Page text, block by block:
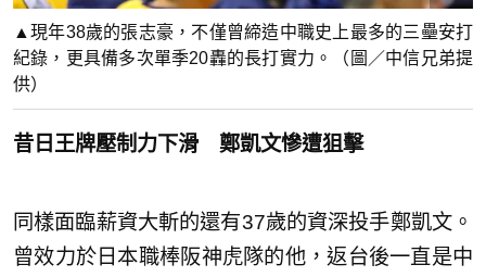
▲現年38歲的張志豪，不僅曾締造中職史上最多的三壘安打
紀錄，更具備多次單季20轟的長打實力。（圖／中信兄弟提
供）
昔日王牌壓制力下滑 鄭凱文慘遭狙擊
同樣面臨薪資大斬的還有37歲的資深投手鄭凱文。
曾效力於日本職棒阪神虎隊的他，返台後一直是中